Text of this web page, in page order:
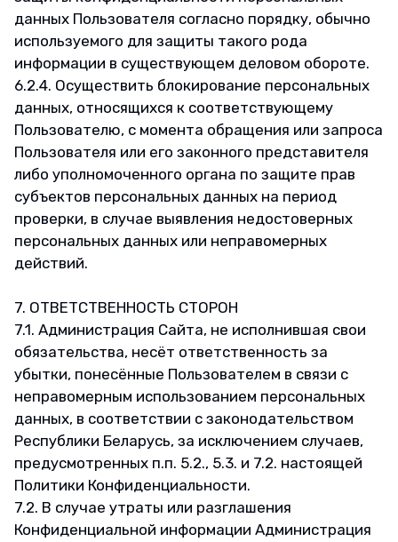
данных Пользователя согласно порядку, обычно
используемого для защиты такого рода
информации в существующем деловом обороте.
6.2.4. Осуществить блокирование персональных
данных, относящихся к соответствующему
Пользователю, с момента обращения или запроса
Пользователя или его законного представителя
либо уполномоченного органа по защите прав
субъектов персональных данных на период
проверки, в случае выявления недостоверных
персональных данных или неправомерных
действий.
7. ОТВЕТСТВЕННОСТЬ СТОРОН
7.1. Администрация Сайта, не исполнившая свои
обязательства, несёт ответственность за
убытки, понесённые Пользователем в связи с
неправомерным использованием персональных
данных, в соответствии с законодательством
Республики Беларусь, за исключением случаев,
предусмотренных п.п. 5.2., 5.3. и 7.2. настоящей
Политики Конфиденциальности.
7.2. В случае утраты или разглашения
Конфиденциальной информации Администрация